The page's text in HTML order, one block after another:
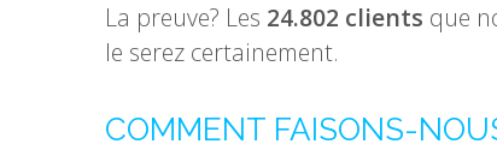
La preuve? Les 24.802 clients que
le serez certainement.
COMMENT FAISONS-